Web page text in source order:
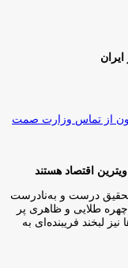
از تماس وزارت صمت
اقتصاد هستند
تحقیق درست و به‌نادرست
چهره طلایی و ظاهری پر
لبخند فریبنده‌ای به